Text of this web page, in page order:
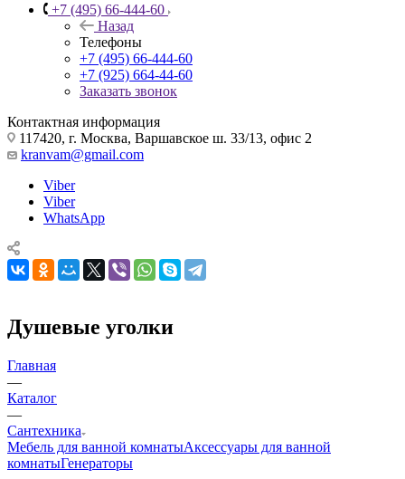
+7 (495) 66-444-60
Назад
Телефоны
+7 (495) 66-444-60
+7 (925) 664-44-60
Заказать звонок
Контактная информация
117420, г. Москва, Варшавское ш. 33/13, офис 2
kranvam@gmail.com
Viber
Viber
WhatsApp
Душевые уголки
Главная
—
Каталог
—
Сантехника
Мебель для ванной комнатыАксессуары для ванной
комнатыГенераторы